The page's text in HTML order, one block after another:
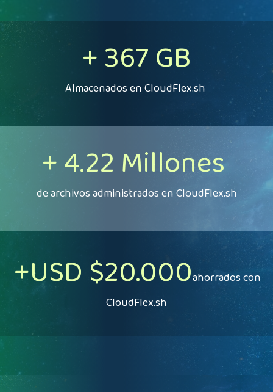
+ 367 GB
Almacenados en CloudFlex.sh
+ 4.22 Millones
de archivos administrados en CloudFlex.sh
+USD $20.000ahorrados con
CloudFlex.sh